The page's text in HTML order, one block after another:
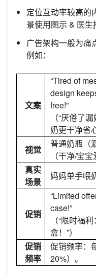
定位互动率较高的
景使用图示 & 医生
广告架构一般为痛
例如：
文案
“Tired of
design
free!”
（“厌倦了
奶更干净省
视觉
普通奶瓶（
（干净/宝宝
真实
场景
妈妈单手喂
促销
“Limited
case!”
（“限时福
盒！”）
促销
频率
促销频率：
20%）。